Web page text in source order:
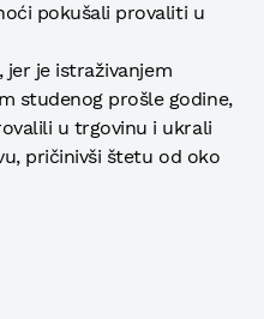
pokušali provaliti u
jer je istraživanjem
studenog prošle godine,
u trgovinu i ukrali
pričinivši štetu od oko